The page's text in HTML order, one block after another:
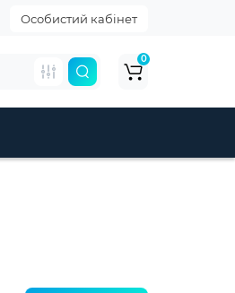
Особистий кабінет
0